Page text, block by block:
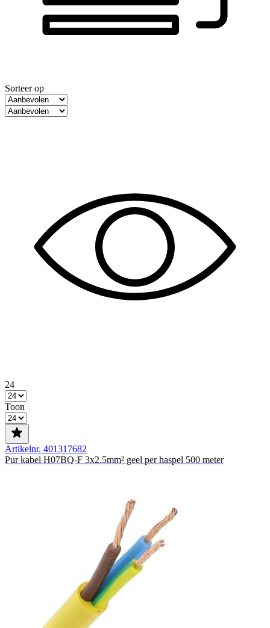
Sorteer op
24
Toon
Artikelnr. 401317682
Pur kabel H07BQ-F 3x2.5mm² geel per haspel 500 meter